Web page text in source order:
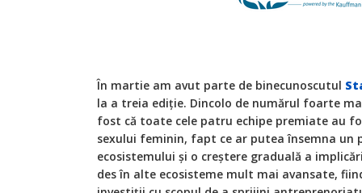
În martie am avut parte de binecunoscutul
la a treia ediție. Dincolo de numărul foarte
fost că toate cele patru echipe premiate au
sexului feminin, fapt ce ar putea însemna un
ecosistemului și o creștere graduală a
des în alte ecosisteme mult mai avansate,